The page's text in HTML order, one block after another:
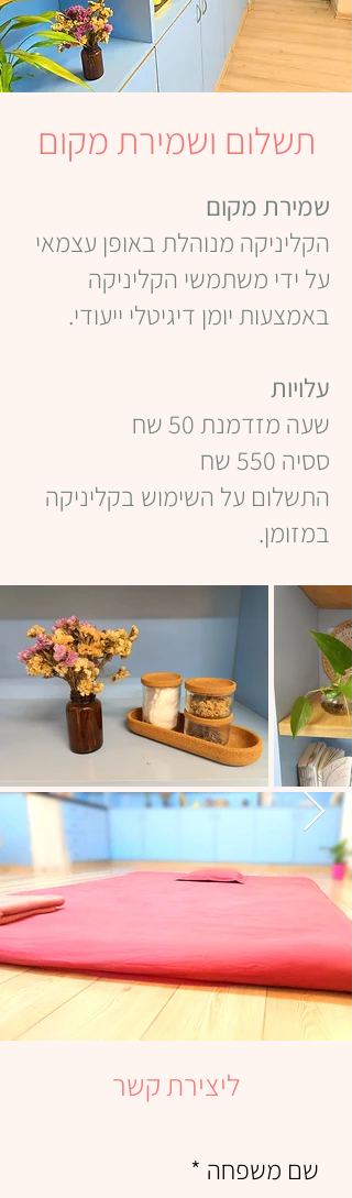
תשלום ושמירת מקום
שמירת מקום
הקליניקה מנוהלת באופן עצמאי
על ידי משתמשי הקליניקה
באמצעות יומן דיגיטלי​ ייעודי.
עלויות
שעה מזדמנת 50 שח
ססיה 550 שח
התשלום על השימוש בקליניקה
במזומן.
ליצירת קשר
שם משפחה